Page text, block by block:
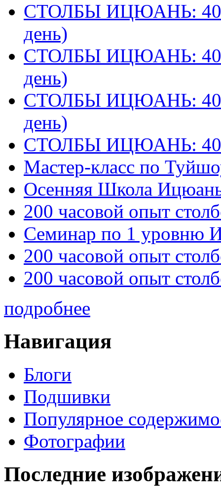
СТОЛБЫ ИЦЮАНЬ:
день)
СТОЛБЫ ИЦЮАНЬ:
день)
СТОЛБЫ ИЦЮАНЬ:
день)
СТОЛБЫ ИЦЮАНЬ:
Мастер-класс по
Осенняя Школа
200 часовой опыт
Семинар по 1 уровню
200 часовой опыт
200 часовой опыт
подробнее
Навигация
Блоги
Подшивки
Популярное
Фотографии
Последние